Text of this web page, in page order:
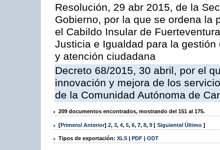
Resolución, 29 abr 2015, de la
Gobierno, por la que se ordena la
el Cabildo Insular de
Justicia e Igualdad para la
y atención ciudadana
Decreto 68/2015, 30 abril, por el
innovación y mejora de los
de la Comunidad Autónoma de
209 documentos encontrados, mostrando del 151 al 175.
[Primero/ Anterior] 2, 3, 4, 5, 6, 7, 8, 9 [ Siguiente/ Último ]
Tipos de exportación: XLS | PDF | ODT